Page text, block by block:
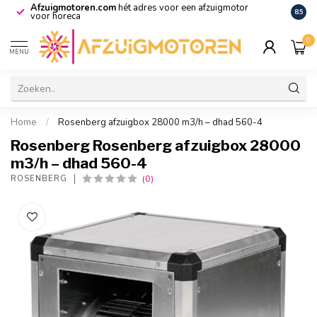
Afzuigmotoren.comhét adres voor een afzuigmotor
voor horeca De
8.5
MENU
0
Home / Rosenberg afzuigbox 28000 m3/h – dhad 560-4
Rosenberg Rosenberg afzuigbox 28000
m3/h – dhad 560-4
ROSENBERG (0)